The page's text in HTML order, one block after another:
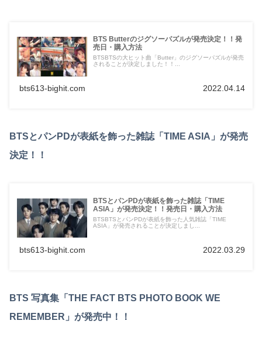
BTS Butterのジグソーパズルが発売決定！！発
売日・購入方法
BTSBTSの大ヒット曲「Butter」のジグソーパズルが発売
されることが決定しました！！...
bts613-bighit.com 2022.04.14
BTSとパンPDが表紙を飾った雑誌「TIME ASIA」が発売
決定！！
BTSとパンPDが表紙を飾った雑誌「TIME
ASIA」が発売決定！！発売日・購入方法
BTSBTSとパンPDが表紙を飾った人気雑誌「TIME
ASIA」が発売されることが決定しまし...
bts613-bighit.com 2022.03.29
BTS 写真集「THE FACT BTS PHOTO BOOK WE
REMEMBER」が発売中！！